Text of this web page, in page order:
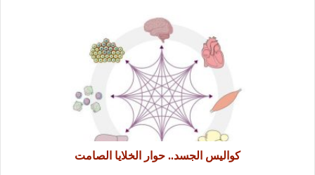
كواليس الجسد.. حوار الخلايا الصامت